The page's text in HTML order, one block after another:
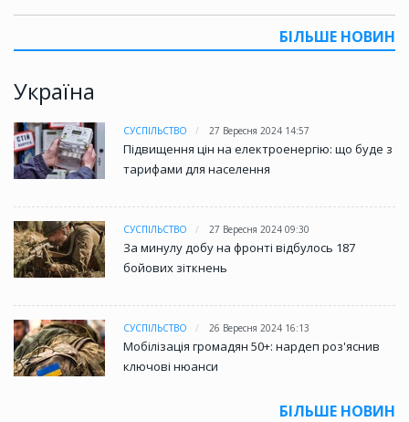
БІЛЬШЕ НОВИН
Україна
СУСПІЛЬСТВО 27 Вересня 2024 14:57
Підвищення цін на електроенергію: що буде з
тарифами для населення
СУСПІЛЬСТВО 27 Вересня 2024 09:30
За минулу добу на фронті відбулось 187
бойових зіткнень
СУСПІЛЬСТВО 26 Вересня 2024 16:13
Мобілізація громадян 50+: нардеп роз'яснив
ключові нюанси
БІЛЬШЕ НОВИН